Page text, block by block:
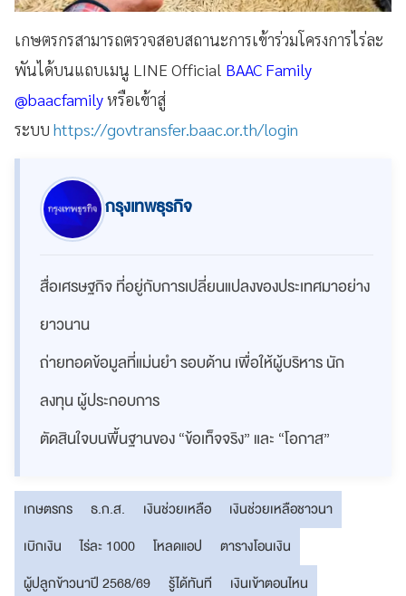
เกษตรกรสามารถตรวจสอบสถานะการเข้าร่วมโครงการไร่ละ
พันได้บนแถบเมนู LINE Official BAAC Family
@baacfamilyหรือเข้าสู่
ระบบ https://govtransfer.baac.or.th/login
กรุงเทพธุรกิจ
สื่อเศรษฐกิจ ที่อยู่กับการเปลี่ยนแปลงของประเทศมาอย่าง
ยาวนาน
ถ่ายทอดข้อมูลที่แม่นยำ รอบด้าน เพื่อให้ผู้บริหาร นัก
ลงทุน ผู้ประกอบการ
ตัดสินใจบนพื้นฐานของ “ข้อเท็จจริง” และ “โอกาส”
เกษตรกร ธ.ก.ส. เงินช่วยเหลือ
เงินช่วยเหลือชาวนา
เบิกเงิน
ไร่ละ 1000 โหลดแอป
ตารางโอนเงิน
ผู้ปลูกข้าวนาปี 2568/69
รู้ได้ทันที เงินเข้าตอนไหน